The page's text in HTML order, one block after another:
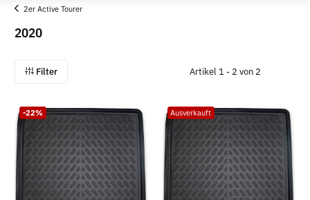
2er Active Tourer
2020
Filter Artikel 1 - 2 von 2
-22% Ausverkauft